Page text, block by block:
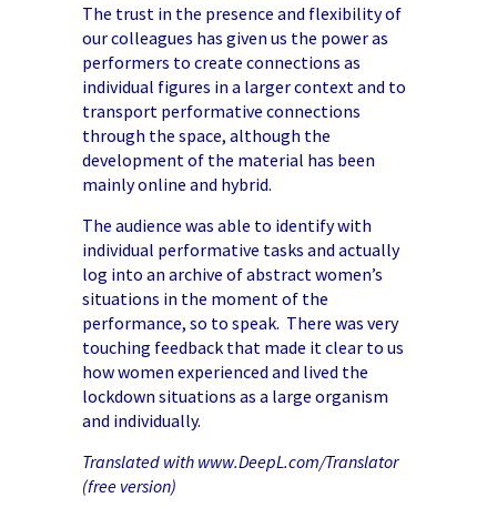
The trust in the presence and flexibility of
our colleagues has given us the power as
performers to create connections as
individual figures in a larger context and to
transport performative connections
through the space, although the
development of the material has been
mainly online and hybrid.
The audience was able to identify with
individual performative tasks and actually
log into an archive of abstract women’s
situations in the moment of the
performance, so to speak. There was very
touching feedback that made it clear to us
how women experienced and lived the
lockdown situations as a large organism
and individually.
Translated with www.DeepL.com/Translator
(free version)